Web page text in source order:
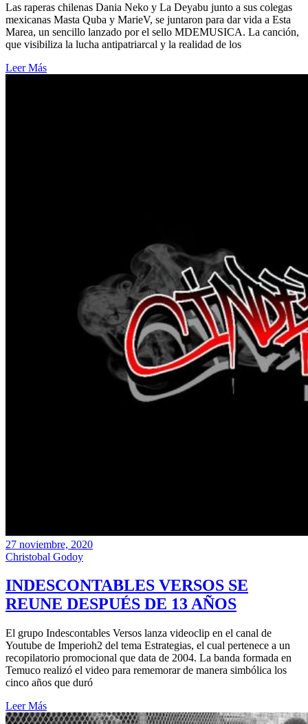
Las raperas chilenas Dania Neko y La Deyabu junto a sus colegas
mexicanas Masta Quba y MarieV, se juntaron para dar vida a Esta
Marea, un sencillo lanzado por el sello MDEMUSICA. La canción,
que visibiliza la lucha antipatriarcal y la realidad de los
Leer Más
27 noviembre, 2020
Christobal Godoy
INDESCONTABLES VERSOS SE
REUNE DESPUÉS DE 13 AÑOS
El grupo Indescontables Versos lanza videoclip en el canal de
Youtube de Imperioh2 del tema Estrategias, el cual pertenece a un
recopilatorio promocional que data de 2004. La banda formada en
Temuco realizó el video para rememorar de manera simbólica los
cinco años que duró
Leer Más